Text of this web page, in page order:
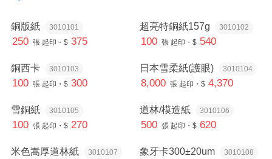
銅版紙 3010101
250 張 起印・$ 375
超亮特銅紙157g 3010102
100 張 起印・$ 540
銅西卡 3010103
100 張 起印・$ 300
日本雪柔紙(護眼) 3010104
8,000 張 起印・$ 4,370
雪銅紙 3010105
100 張 起印・$ 270
道林/模造紙 3010106
500 張 起印・$ 620
米色嵩厚道林紙 3010107 象牙卡300±20um 3010108